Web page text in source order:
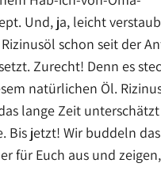
Und, ja, leicht
schon seit der
Zurecht! Denn es
natürlichen Öl.
lange Zeit
Bis jetzt! Wir buddeln das
für Euch aus und